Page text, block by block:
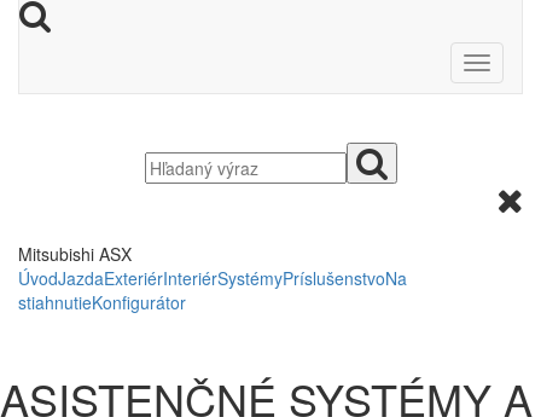
Mitsubishi ASX
ÚvodJazdaExteriérInteriérSystémyPríslušenstvoNa
stiahnutieKonfigurátor
ASISTENČNÉ SYSTÉMY A